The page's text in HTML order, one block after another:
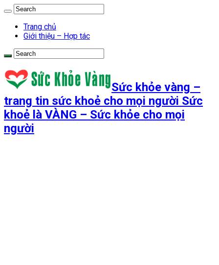
Trang chủ
Giới thiệu – Hợp tác
Sức khỏe vàng –
trang tin sức khoẻ cho mọi người Sức
khoẻ là VÀNG – Sức khỏe cho mọi
người